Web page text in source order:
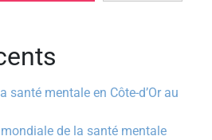
santé mentale en Côte-d’Or au
de la santé mentale